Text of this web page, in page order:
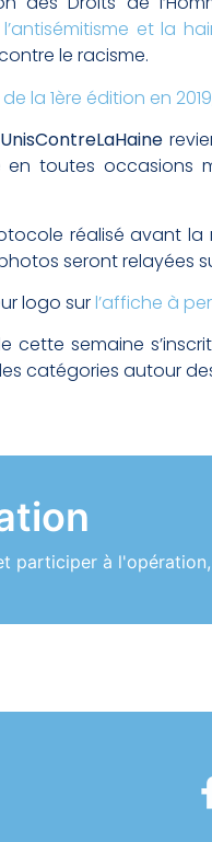
et la
le racisme.
la 1ère édition en
toutes occasions
réalisé avant
seront relayées
logo surl’affiche à
cette semaine
catégories autour
participer à